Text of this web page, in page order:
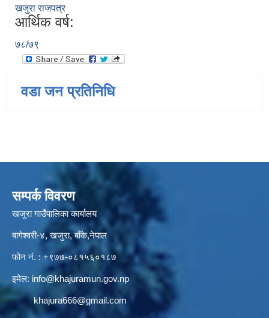
खजुरा राजपत्र
आर्थिक वर्ष:
७८/७९
वडा जन प्रतिनिधि
सम्पर्क विवरण
खजुरा गाउँपालिका कार्यालय
बागेश्वरी-४, खजुरा, बाँके,नेपाल
फोन नं. : +९७७-०८१५६०१८७
इमेल: info@khajuramun.gov.np
khajura666@gmail.com